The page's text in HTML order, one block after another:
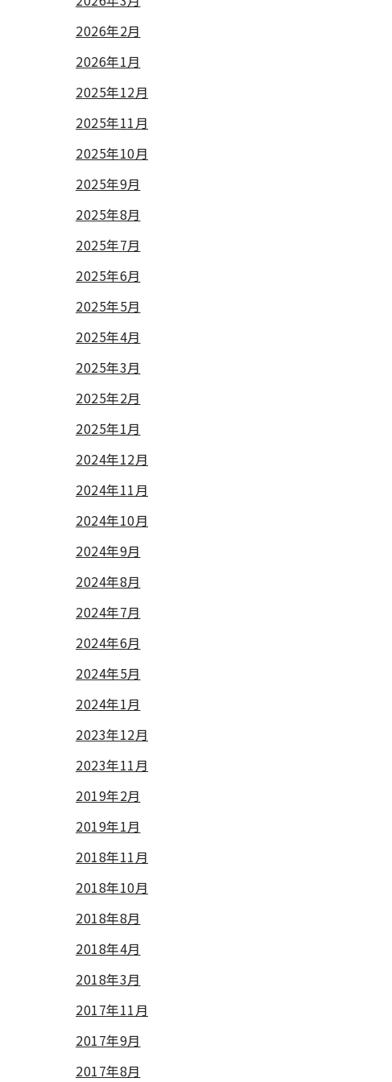
2026年2月
2026年1月
2025年12月
2025年11月
2025年10月
2025年9月
2025年8月
2025年7月
2025年6月
2025年5月
2025年4月
2025年3月
2025年2月
2025年1月
2024年12月
2024年11月
2024年10月
2024年9月
2024年8月
2024年7月
2024年6月
2024年5月
2024年1月
2023年12月
2023年11月
2019年2月
2019年1月
2018年11月
2018年10月
2018年8月
2018年4月
2018年3月
2017年11月
2017年9月
2017年8月